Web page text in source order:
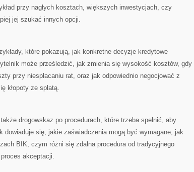
przy nagłych kosztach, większych inwestycjach, czy
jej szukać innych opcji.
które pokazują, jak konkretne decyzje kredytowe
może prześledzić, jak zmienia się wysokość kosztów, gdy
przy niespłacaniu rat, oraz jak odpowiednio negocjować z
kłopoty ze spłatą.
drogowskaz po procedurach, które trzeba spełnić, aby
dowiaduje się, jakie zaświadczenia mogą być wymagane, jak
BIK, czym różni się zdalna procedura od tradycyjnego
akceptacji.